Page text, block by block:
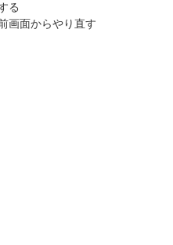
る
画面からやり直す